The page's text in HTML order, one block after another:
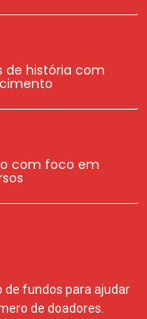
de história com
com foco em
de fundos para ajudar
de doadores.